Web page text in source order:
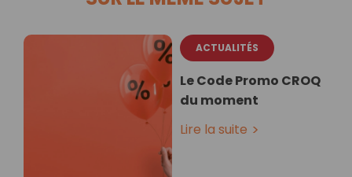
ACTUALITÉS
Le Code Promo CROQ
du moment
Lire la suite